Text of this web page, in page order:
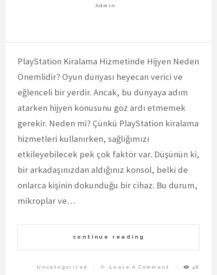
PlayStation Kiralama Hizmetinde Hijyen Neden
Önemlidir? Oyun dünyası heyecan verici ve
eğlenceli bir yerdir. Ancak, bu dünyaya adım
atarken hijyen konusunu göz ardı etmemek
gerekir. Neden mi? Çünkü PlayStation kiralama
hizmetleri kullanırken, sağlığımızı
etkileyebilecek pek çok faktör var. Düşünün ki,
bir arkadaşınızdan aldığınız konsol, belki de
onlarca kişinin dokunduğu bir cihaz. Bu durum,
mikroplar ve…
continue reading
Uncategorized Leave A Comment
On
Playstation
48